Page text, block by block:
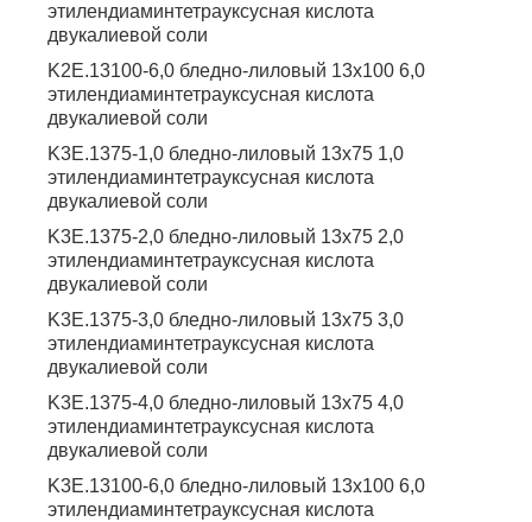
этилендиаминтетрауксусная кислота
двукалиевой соли
K2E.13100-6,0 бледно-лиловый 13х100 6,0
этилендиаминтетрауксусная кислота
двукалиевой соли
K3E.1375-1,0 бледно-лиловый 13х75 1,0
этилендиаминтетрауксусная кислота
двукалиевой соли
K3E.1375-2,0 бледно-лиловый 13х75 2,0
этилендиаминтетрауксусная кислота
двукалиевой соли
K3E.1375-3,0 бледно-лиловый 13х75 3,0
этилендиаминтетрауксусная кислота
двукалиевой соли
K3E.1375-4,0 бледно-лиловый 13х75 4,0
этилендиаминтетрауксусная кислота
двукалиевой соли
K3E.13100-6,0 бледно-лиловый 13х100 6,0
этилендиаминтетрауксусная кислота